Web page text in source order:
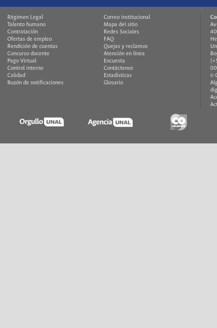
Régimen Legal
Talento humano
Contratación
Ofertas de empleo
Rendición de cuentas
Concurso docente
Pago Virtual
Control interno
Calidad
Buzón de notificaciones
Correo institucional
Mapa del sitio
Redes Sociales
FAQ
Quejas y reclamos
Atención en línea
Encuesta
Contáctenos
Estadísticas
Glosario
©